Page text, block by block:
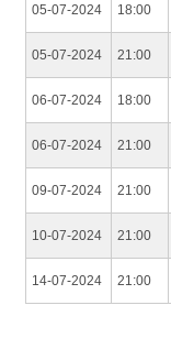
05-07-2024 18:00
05-07-2024 21:00
06-07-2024 18:00
06-07-2024 21:00
09-07-2024 21:00
10-07-2024 21:00
14-07-2024 21:00